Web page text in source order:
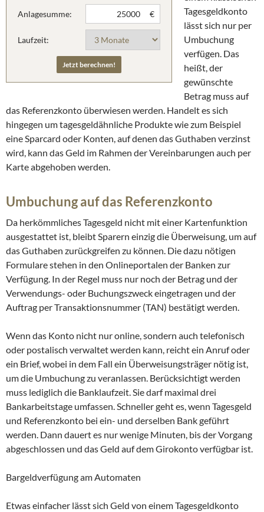
Anlagesumme: €
Laufzeit:
Tagesgeldkonto
lässt sich nur per
Umbuchung
verfügen. Das
heißt, der
gewünschte
Betrag muss auf
das Referenzkonto überwiesen werden. Handelt es sich
hingegen um tagesgeldähnliche Produkte wie zum Beispiel
eine Sparcard oder Konten, auf denen das Guthaben verzinst
wird, kann das Geld im Rahmen der Vereinbarungen auch per
Karte abgehoben werden.
Umbuchung auf das Referenzkonto
Da herkömmliches Tagesgeld nicht mit einer Kartenfunktion
ausgestattet ist, bleibt Sparern einzig die Überweisung, um auf
das Guthaben zurückgreifen zu können. Die dazu nötigen
Formulare stehen in den Onlineportalen der Banken zur
Verfügung. In der Regel muss nur noch der Betrag und der
Verwendungs- oder Buchungszweck eingetragen und der
Auftrag per Transaktionsnummer (TAN) bestätigt werden.
Wenn das Konto nicht nur online, sondern auch telefonisch
oder postalisch verwaltet werden kann, reicht ein Anruf oder
ein Brief, wobei in dem Fall ein Überweisungsträger nötig ist,
um die Umbuchung zu veranlassen. Berücksichtigt werden
muss lediglich die Banklaufzeit. Sie darf maximal drei
Bankarbeitstage umfassen. Schneller geht es, wenn Tagesgeld
und Referenzkonto bei ein- und derselben Bank geführt
werden. Dann dauert es nur wenige Minuten, bis der Vorgang
abgeschlossen und das Geld auf dem Girokonto verfügbar ist.
Bargeldverfügung am Automaten
Etwas einfacher lässt sich Geld von einem Tagesgeldkonto